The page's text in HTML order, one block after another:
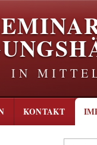
IN
KONTAKT